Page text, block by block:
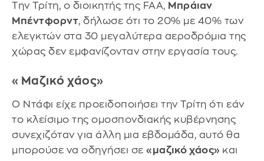
Την Τρίτη, ο διοικητής της FAA, Μπράιαν
Μπέντφορντ, δήλωσε ότι το 20% με 40% των
ελεγκτών στα 30 μεγαλύτερα αεροδρόμια της
χώρας δεν εμφανίζονταν στην εργασία τους.
«Μαζικό χάος»
Ο Ντάφι είχε προειδοποιήσει την Τρίτη ότι εάν
το κλείσιμο της ομοσπονδιακής κυβέρνησης
συνεχιζόταν για άλλη μια εβδομάδα, αυτό θα
μπορούσε να οδηγήσει σε «μαζικό χάος» και